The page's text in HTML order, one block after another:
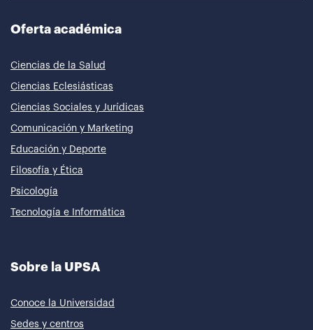
Oferta académica
Ciencias de la Salud
Ciencias Eclesiásticas
Ciencias Sociales y Jurídicas
Comunicación y Marketing
Educación y Deporte
Filosofía y Ética
Psicología
Tecnología e Informática
Sobre la UPSA
Conoce la Universidad
Sedes y centros